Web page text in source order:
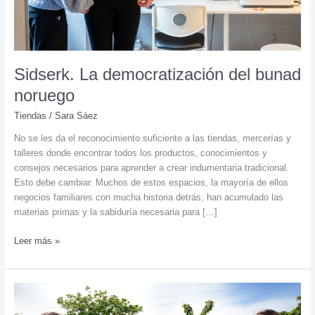
Sidserk. La democratización del bunad
noruego
Tiendas / Sara Sáez
No se les da el reconocimiento suficiente a las tiendas, mercerías y
talleres donde encontrar todos los productos, conocimientos y
consejos necesarios para aprender a crear indumentaria tradicional.
Esto debe cambiar. Muchos de estos espacios, la mayoría de ellos
negocios familiares con mucha historia detrás, han acumulado las
materias primas y la sabiduría necesaria para […]
Sidserk.
democratización
del
Leer más »